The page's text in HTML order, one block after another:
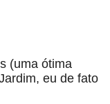
(uma ótima
eu de fato